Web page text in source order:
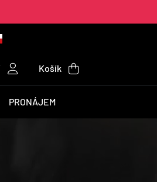
Košík
PRONÁJEM